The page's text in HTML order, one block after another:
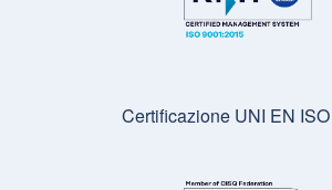
Certificazione UNI EN